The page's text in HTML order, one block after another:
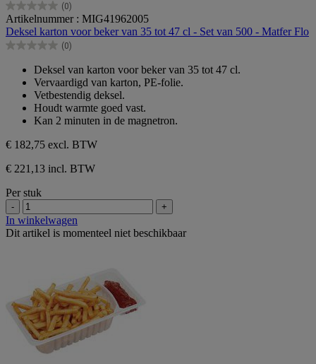
(0)
0.0
van
de
5
Artikelnummer : MIG41962005
Deksel karton voor beker van 35 tot 47 cl - Set van 500 - Matfer Flo
(0)
0.0
sterren.
Deksel van karton voor beker van 35 tot 47 cl.
Vervaardigd van karton, PE-folie.
Vetbestendig deksel.
Houdt warmte goed vast.
Kan 2 minuten in de magnetron.
€ 182,75 excl. BTW
€ 221,13 incl. BTW
Per stuk
- +
In winkelwagen
Dit artikel is momenteel niet beschikbaar